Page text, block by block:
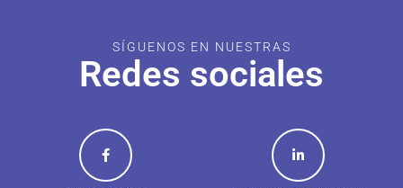
SÍGUENOS EN NUESTRAS
Redes sociales